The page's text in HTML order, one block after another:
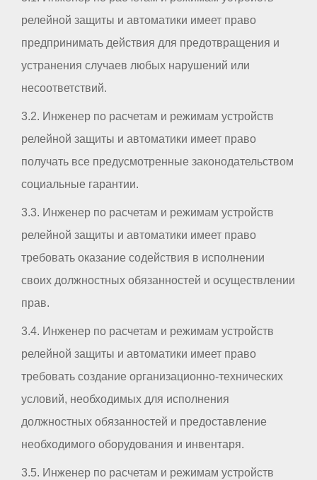
релейной защиты и автоматики имеет право
предпринимать действия для предотвращения и
устранения случаев любых нарушений или
несоответствий.
3.2. Инженер по расчетам и режимам устройств
релейной защиты и автоматики имеет право
получать все предусмотренные законодательством
социальные гарантии.
3.3. Инженер по расчетам и режимам устройств
релейной защиты и автоматики имеет право
требовать оказание содействия в исполнении
своих должностных обязанностей и осуществлении
прав.
3.4. Инженер по расчетам и режимам устройств
релейной защиты и автоматики имеет право
требовать создание организационно-технических
условий, необходимых для исполнения
должностных обязанностей и предоставление
необходимого оборудования и инвентаря.
3.5. Инженер по расчетам и режимам устройств